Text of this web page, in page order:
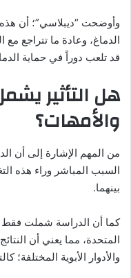
وأوضحت “ديبلاسي”؛ أن
الدماغ، وعادة ما تتراجع مع
قد تلعب دوراً في حماية
هل التأثير
والأمهات؟
من المهم الإشارة إلى أن
السبب المباشر وراء هذه
بينهما.
كما أن الدراسة شملت فقط
المتحدة، مما يعني أن
والأدوار الأبوية المختلفة؛